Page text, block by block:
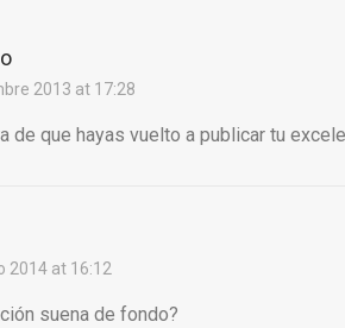
2013 at 17:28
de que hayas vuelto a publicar tu
2014 at 16:12
suena de fondo?